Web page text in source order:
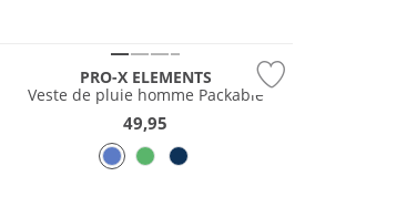
PRO-X ELEMENTS
Veste de pluie homme Packable
49,95